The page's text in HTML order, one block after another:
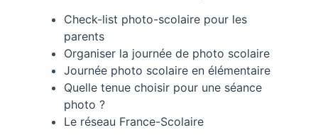
Check-list photo-scolaire pour les
parents
Organiser la journée de photo scolaire
Journée photo scolaire en élémentaire
Quelle tenue choisir pour une séance
photo ?
Le réseau France-Scolaire